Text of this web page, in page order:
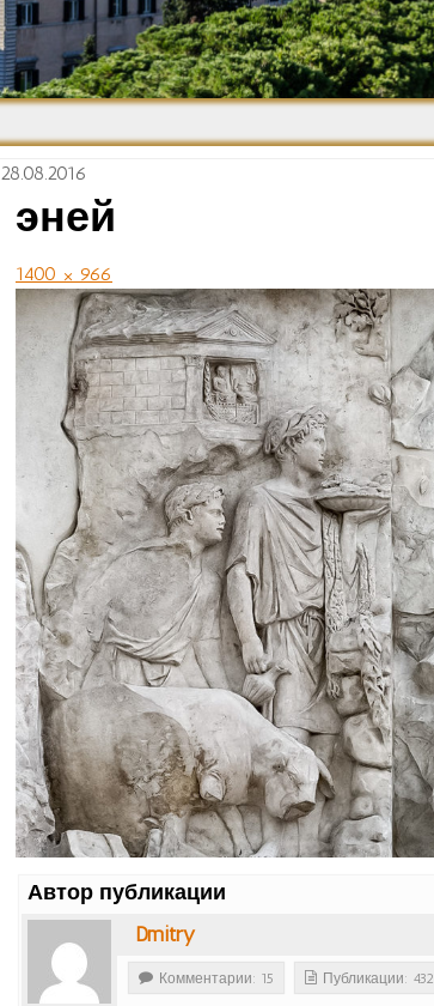
Средневековье
Возрождение и
Барокко
28.08.2016
эней
1400 × 966
Автор публикации
Dmitry
Комментарии: 15 Публикации: 432